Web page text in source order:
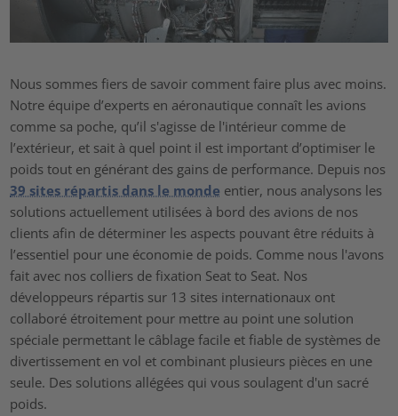
Nous sommes fiers de savoir comment faire plus avec moins.
Notre équipe d’experts en aéronautique connaît les avions
comme sa poche, qu’il s'agisse de l'intérieur comme de
l’extérieur, et sait à quel point il est important d’optimiser le
poids tout en générant des gains de performance. Depuis nos
39 sites répartis dans le monde entier, nous analysons les
solutions actuellement utilisées à bord des avions de nos
clients afin de déterminer les aspects pouvant être réduits à
l’essentiel pour une économie de poids. Comme nous l'avons
fait avec nos colliers de fixation Seat to Seat. Nos
développeurs répartis sur 13 sites internationaux ont
collaboré étroitement pour mettre au point une solution
spéciale permettant le câblage facile et fiable de systèmes de
divertissement en vol et combinant plusieurs pièces en une
seule. Des solutions allégées qui vous soulagent d'un sacré
poids.